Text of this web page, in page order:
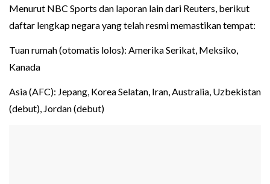
Menurut NBC Sports dan laporan lain dari Reuters, berikut
daftar lengkap negara yang telah resmi memastikan tempat:
Tuan rumah (otomatis lolos): Amerika Serikat, Meksiko,
Kanada
Asia (AFC): Jepang, Korea Selatan, Iran, Australia, Uzbekistan
(debut), Jordan (debut)